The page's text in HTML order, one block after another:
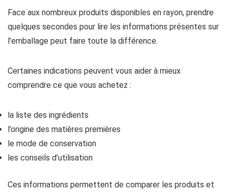
Face aux nombreux produits disponibles en rayon, prendre
quelques secondes pour lire les informations présentes sur
l’emballage peut faire toute la différence.
Certaines indications peuvent vous aider à mieux
comprendre ce que vous achetez :
la liste des ingrédients
l’origine des matières premières
le mode de conservation
les conseils d’utilisation
Ces informations permettent de comparer les produits et